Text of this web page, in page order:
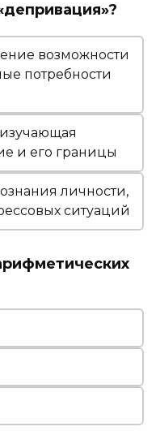
возможности
потребности
и его границы
личности,
ситуаций